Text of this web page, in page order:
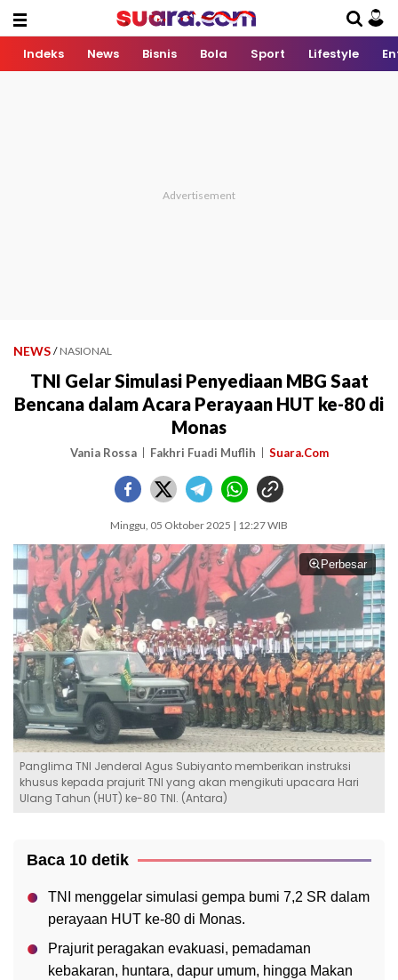
Indeks News Bisnis Bola Sport Lifestyle
NEWS / NASIONAL
TNI Gelar Simulasi Penyediaan MBG Saat
Bencana dalam Acara Perayaan HUT ke-80 di
Monas
Vania Rossa Fakhri Fuadi Muflih Suara.Com
Minggu, 05 Oktober 2025 | 12:27 WIB
Perbesar
Panglima TNI Jenderal Agus Subiyanto memberikan instruksi
khusus kepada prajurit TNI yang akan mengikuti upacara Hari
Ulang Tahun (HUT) ke-80 TNI. (Antara)
Baca 10 detik
TNI menggelar simulasi gempa bumi 7,2 SR dalam
perayaan HUT ke-80 di Monas.
Prajurit peragakan evakuasi, pemadaman
kebakaran, huntara, dapur umum, hingga Makan